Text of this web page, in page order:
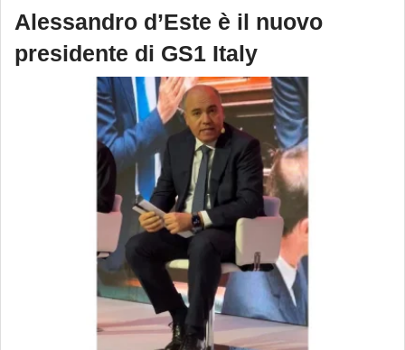
Alessandro d’Este è il nuovo
presidente di GS1 Italy